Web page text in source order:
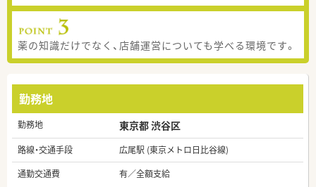
薬の知識だけでなく、店舗運営についても学べる環境です。
勤務地
勤務地 東京都 渋谷区
路線・交通手段
広尾駅 (東京メトロ日比谷線)
通勤交通費
有／全額支給